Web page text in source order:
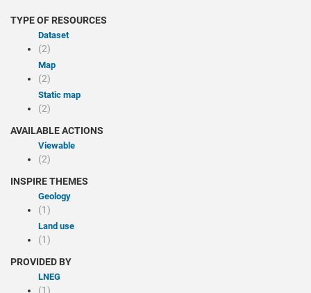
TYPE OF RESOURCES
Dataset
(2)
Map
(2)
Static map
(2)
AVAILABLE ACTIONS
Viewable
(2)
INSPIRE THEMES
Geology
(1)
Land use
(1)
PROVIDED BY
LNEG
(1)